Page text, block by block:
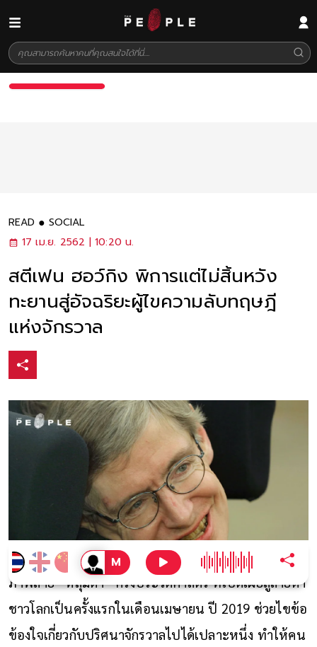
READ
SOCIAL
17 เม.ย. 2562 | 10:20 น.
สตีเฟน ฮอว์กิง พิการแต่ไม่สิ้นหวัง
ทะยานสู่อัจฉริยะผู้ไขความลับทฤษฎี
แห่งจักรวาล
ภาพถ่าย “หลุมดำ” ครั้งประวัติศาสตร์ ที่เปิดเผยสู่สายตา
ชาวโลกเป็นครั้งแรกในเดือนเมษายน ปี 2019 ช่วยไขข้อ
ข้องใจเกี่ยวกับปริศนาจักรวาลไปได้เปลาะหนึ่ง ทำให้คน